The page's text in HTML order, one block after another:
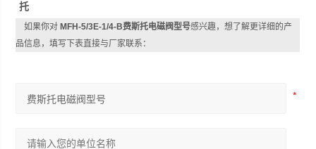
托
如果你对 MFH-5/3E-1/4-B费斯托电磁阀型号感兴趣，想了解更详细的产
品信息，填写下表直接与厂家联系：